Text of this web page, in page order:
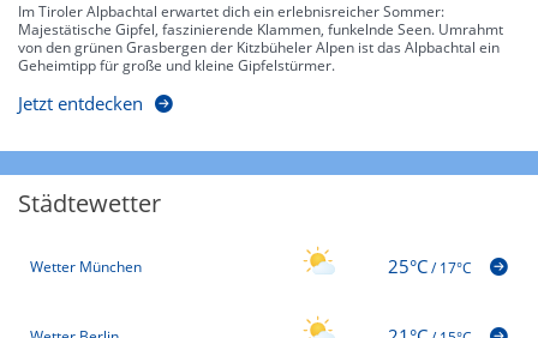
Im Tiroler Alpbachtal erwartet dich ein erlebnisreicher Sommer:
Majestätische Gipfel, faszinierende Klammen, funkelnde Seen. Umrahmt
von den grünen Grasbergen der Kitzbüheler Alpen ist das Alpbachtal ein
Geheimtipp für große und kleine Gipfelstürmer.
Jetzt entdecken
Städtewetter
Wetter München 25°C/17°C